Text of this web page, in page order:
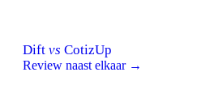
Dift vs CotizUp
Review naast elkaar →